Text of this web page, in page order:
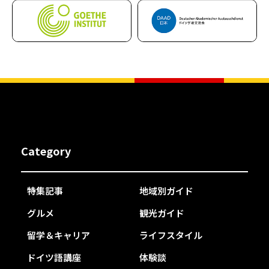
Category
特集記事
地域別ガイド
グルメ
観光ガイド
留学＆キャリア
ライフスタイル
ドイツ語講座
体験談